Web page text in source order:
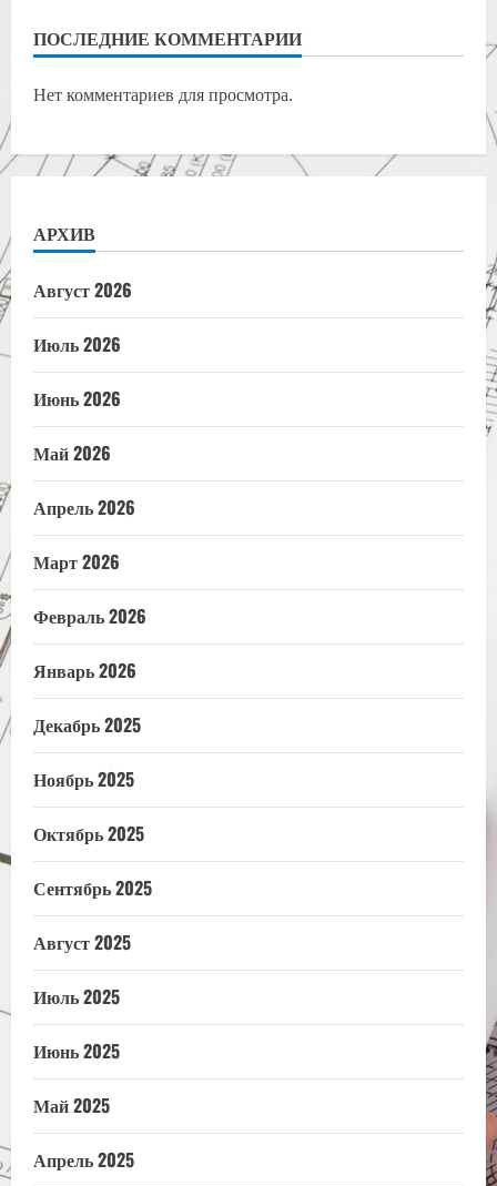
ПОСЛЕДНИЕ КОММЕНТАРИИ
Нет комментариев для просмотра.
АРХИВ
Август 2026
Июль 2026
Июнь 2026
Май 2026
Апрель 2026
Март 2026
Февраль 2026
Январь 2026
Декабрь 2025
Ноябрь 2025
Октябрь 2025
Сентябрь 2025
Август 2025
Июль 2025
Июнь 2025
Май 2025
Апрель 2025